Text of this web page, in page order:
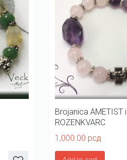
Brojanica AMETIST i
ROZENKVARC
1,000.00 рсд